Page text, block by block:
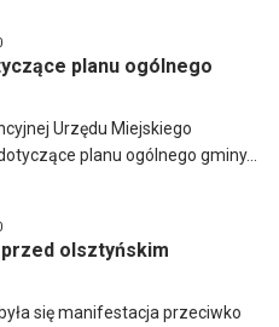
planu ogólnego
Urzędu Miejskiego
planu ogólnego gminy...
olsztyńskim
się manifestacja przeciwko